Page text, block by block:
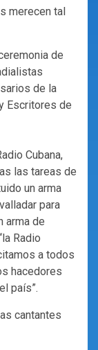
merecen tal
de
de la
Escritores de
Cubana,
las tareas de
un arma
para
arma de
Radio
a todos
hacedores
país”.
cantantes